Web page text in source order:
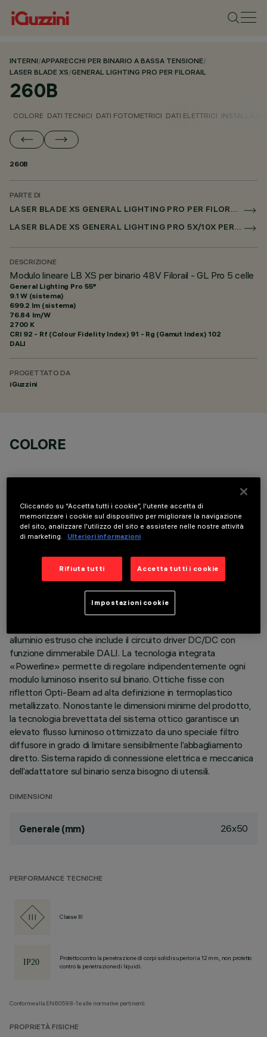
INTERNI/APPARECCHI PER BINARIO A BASSA TENSIONE/
LASER BLADE XS/GENERAL LIGHTING PRO PER FILORAIL
260B
COLORE DATI TECNICI DATI FOTOMETRICI DATI ELETTRICI
260B
PARTE DI
LASER BLADE XS GENERAL LIGHTING PRO PER FILORAIL
LASER BLADE XS GENERAL LIGHTING PRO 5X/10X PER FILORAIL DALI POWERLINE
DESCRIZIONE
Modulo lineare LB XS per binario 48V Filorail - GL Pro 5 celle
General Lighting Pro 55°
9.1 W (sistema)
699.2 lm (sistema)
76.84 lm/W
2700 K
CRI 92 - Rf (Colour Fidelity Index) 91 - Rg (Gamut Index) 102
DALI
PROGETTATO DA
iGuzzini
COLORE
DATI TECNICI
DESCRIZIONE
Modulo lineare fisso a 5 elementi ottici completo di
adattatore per installazione su binario a bassa tensione 48V
alluminio estruso che include il circuito driver DC/DC con
funzione dimmerabile DALI. La tecnologia integrata
«Powerline» permette di regolare indipendentemente ogni
modulo luminoso inserito sul binario. Ottiche fisse con
riflettori Opti-Beam ad alta definizione in termoplastico
metallizzato. Nonostante le dimensioni minime del prodotto,
la tecnologia brevettata del sistema ottico garantisce un
elevato flusso luminoso ottimizzato da uno speciale filtro
diffusore in grado di limitare sensibilmente l’abbagliamento
diretto. Sistema rapido di connessione elettrica e meccanica
dell’adattatore sul binario senza bisogno di utensili.
DIMENSIONI
Generale (mm) 26x50
PERFORMANCE TECNICHE
Classe III
Protetto contro la penetrazione di corpi solidi superiori a 12 mm, non protetto
contro la penetrazione di liquidi.
Conforme alla EN60598-1 e alle normative pertinenti.
PROPRIETÀ FISICHE
Cliccando su “Accetta tutti i cookie”, l'utente accetta di
memorizzare i cookie sul dispositivo per migliorare la navigazione
del sito, analizzare l'utilizzo del sito e assistere nelle nostre attività
di marketing.
Ulteriori informazioni
Rifiuta tutti Accetta tutti i cookie
Impostazioni cookie